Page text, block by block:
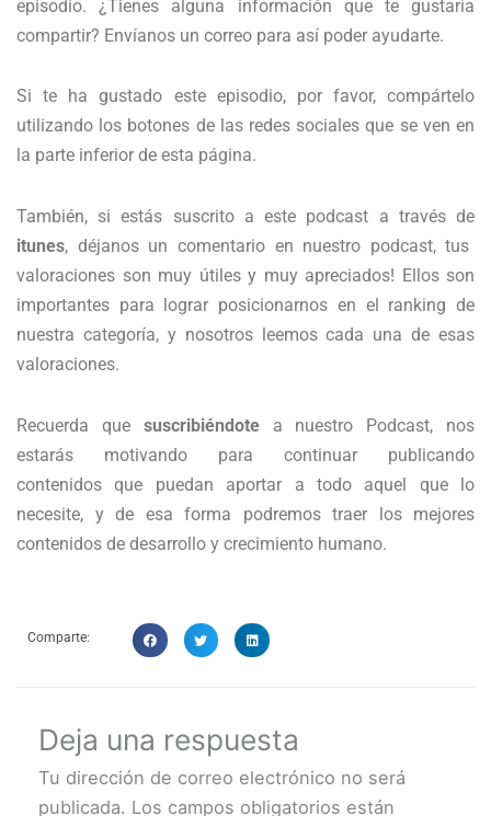
episodio. ¿Tienes alguna información que te gustaría
compartir? Envíanos un correo para así poder ayudarte.
Si te ha gustado este episodio, por favor, compártelo
utilizando los botones de las redes sociales que se ven en
la parte inferior de esta página.
También, si estás suscrito a este podcast a través de
itunes, déjanos un comentario en nuestro podcast, tus
valoraciones son muy útiles y muy apreciados! Ellos son
importantes para lograr posicionarnos en el ranking de
nuestra categoría, y nosotros leemos cada una de esas
valoraciones.
Recuerda que suscribiéndotea nuestro Podcast, nos
estarás motivando para continuar publicando
contenidos que puedan aportar a todo aquel que lo
necesite, y de esa forma podremos traer los mejores
contenidos de desarrollo y crecimiento humano.
Comparte:
Deja una respuesta
Tu dirección de correo electrónico no será
publicada. Los campos obligatorios están